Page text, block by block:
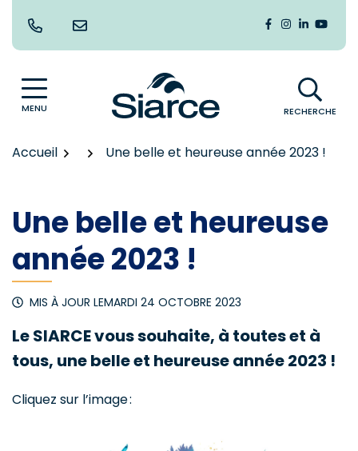
contenu
Lien vers le
Lien vers le
Lien vers
Lien
MENU RECHERCHE
Accueil Une belle et heureuse année 2023 !
Une belle et heureuse
année 2023 !
MIS À JOUR LEMARDI 24 OCTOBRE 2023
Le SIARCE vous souhaite, à toutes et à
tous, une belle et heureuse année 2023 !
Cliquez sur l’image :